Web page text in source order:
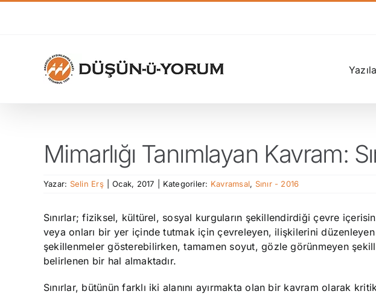
Mimarlığı Tanımlayan Kavram:
Yazar: Selin Erş Ocak, 2017 Kategoriler: Kavramsal, Sınır - 2016
Sınırlar; fiziksel, kültürel, sosyal kurguların şekillendirdiği çevre
veya onları bir yer içinde tutmak için çevreleyen, ilişkilerini
şekillenmeler gösterebilirken, tamamen soyut, gözle görünmeyen
belirlenen bir hal almaktadır.
Sınırlar, bütünün farklı iki alanını ayırmakta olan bir kavram olarak